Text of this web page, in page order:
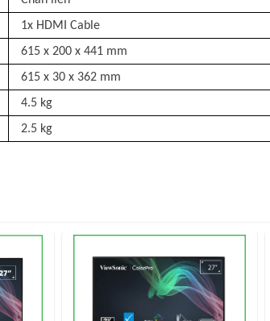
1x HDMI Cable
615 x 200 x 441 mm
615 x 30 x 362 mm
4.5 kg
2.5 kg